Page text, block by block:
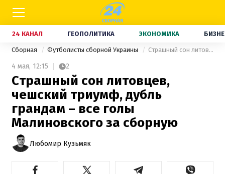
24 КАНАЛ ГЕОПОЛИТИКА ЭКОНОМИКА
Сборная Футболисты сборной Украины Страшный сон литовцев, чешский триумф, дубль грандам – все голы Малиновского за сборную
4 мая, 12:15 2
Страшный сон литовцев,
чешский триумф, дубль
грандам – все голы
Малиновского за сборную
Любомир Кузьмяк